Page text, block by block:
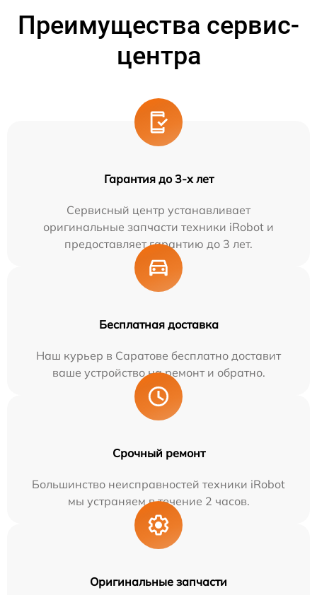
Преимущества сервис-
центра
Гарантия до 3-х лет
Сервисный центр устанавливает
оригинальные запчасти техники iRobot и
предоставляет гарантию до 3 лет.
Бесплатная доставка
Наш курьер в Саратове бесплатно доставит
ваше устройство на ремонт и обратно.
Срочный ремонт
Большинство неисправностей техники iRobot
мы устраняем в течение 2 часов.
Оригинальные запчасти